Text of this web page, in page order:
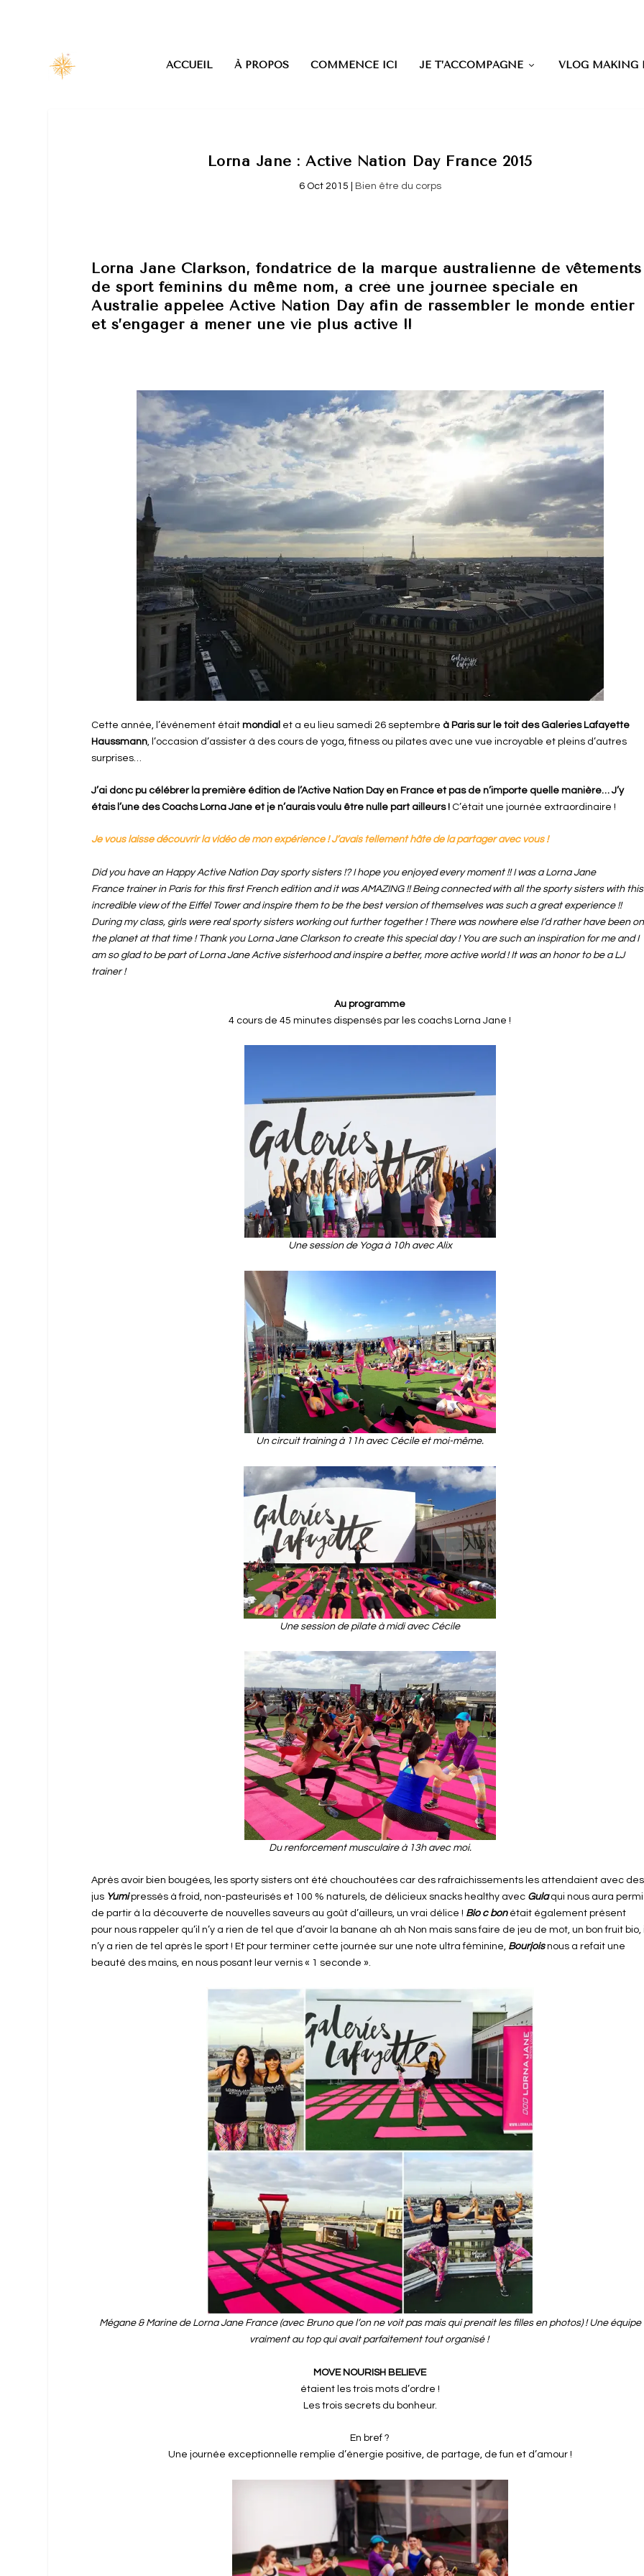
ACCUEIL À PROPOS COMMENCE ICI JE T’ACCOMPAGNE VLOG MAKING
Lorna Jane : Active Nation Day France 2015
6 Oct 2015 Bien être du corps
Lorna Jane Clarkson, fondatrice de la marque australienne de vêtements
de sport féminins du même nom, a créé une journée spéciale en
Australie appelée Active Nation Day afin de rassembler le monde entier
et s’engager à mener une vie plus active !!
Cette année, l’événement étaitmondial et a eu lieu samedi 26 septembre à Paris sur le toit des Galeries Lafayette
Haussmann , l’occasion d’assister à des cours de yoga, fitness ou pilates avec une vue incroyable et pleins d’autres
surprises…
J’ai donc pu célébrer la première édition de l’Active Nation Day en France et pas de n’importe quelle manière… J’y
étais l’une des Coachs Lorna Jane et je n’aurais voulu être nulle part ailleurs ! C’était une journée extraordinaire !
Je vous laisse découvrir la vidéo de mon expérience ! J’avais tellement hâte de la partager avec vous !
Did you have an Happy Active Nation Day sporty sisters !? I hope you enjoyed every moment !! I was a Lorna Jane
France trainer in Paris for this first French edition and it was AMAZING !! Being connected with all the sporty sisters with this
incredible view of the Eiffel Tower and inspire them to be the best version of themselves was such a great experience !!
During my class, girls were real sporty sisters working out further together ! There was nowhere else I’d rather have been on
the planet at that time ! Thank you LornaJane Clarksonto create this special day ! You are such an inspiration for me and I
am so glad to be part ofLorna Jane Active sisterhood and inspire a better, more active world ! It was an honor to be a LJ
trainer !
Au programme
4 cours de 45 minutes dispensés par les coachs Lorna Jane !
Une session de Yoga à 10h avec Alix
Un circuit training à 11h avec Cécile et moi-même.
Une session de pilate à midi avec Cécile
Du renforcement musculaire à 13h avec moi.
Après avoir bien bougées, les sporty sisters ont été chouchoutées car des rafraichissements les attendaient avec des
jus Yumi pressés à froid, non-pasteurisés et 100 % naturels, de délicieux snacks healthy avec Gulaqui nous aura
de partir à la découverte de nouvelles saveurs au goût d’ailleurs, un vrai délice ! Bio c bonétait également présent
pour nous rappeler qu’il n’y a rien de tel que d’avoir la banane ah ah Non mais sans faire de jeu de mot, un bon fruit bio,
n’y a rien de tel après le sport ! Et pour terminer cette journée sur une note ultra féminine, Bourjoisnous a refait une
beauté des mains, en nous posant leur vernis « 1 seconde ».
Mégane & Marine de Lorna Jane France (avec Bruno que l’on ne voit pas mais qui prenait les filles en photos) ! Une équipe
vraiment au top qui avait parfaitement tout organisé !
MOVE NOURISH BELIEVE
étaient les trois mots d’ordre !
Les trois secrets du bonheur.
En bref ?
Une journée exceptionnelle remplie d’énergie positive, de partage, de fun et d’amour !